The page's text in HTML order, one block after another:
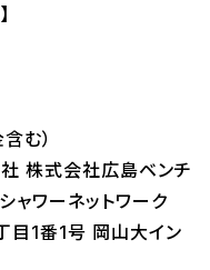
む）
株式会社広島ベンチ
ャワーネットワーク
目1番1号 岡山大イン